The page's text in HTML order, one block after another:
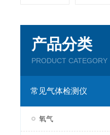
产品分类
PRODUCT CATEGORY
常见气体检测仪
氧气